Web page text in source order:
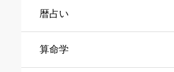
暦占い
算命学